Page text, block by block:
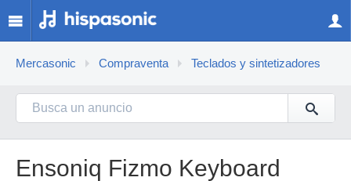
Mercasonic Compraventa Teclados y sintetizadores
Ensoniq Fizmo Keyboard